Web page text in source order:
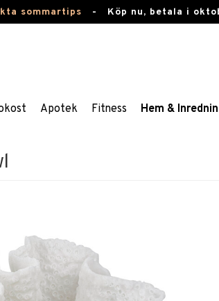
sommartips - Köp nu, betala i
Apotek Fitness Hem &